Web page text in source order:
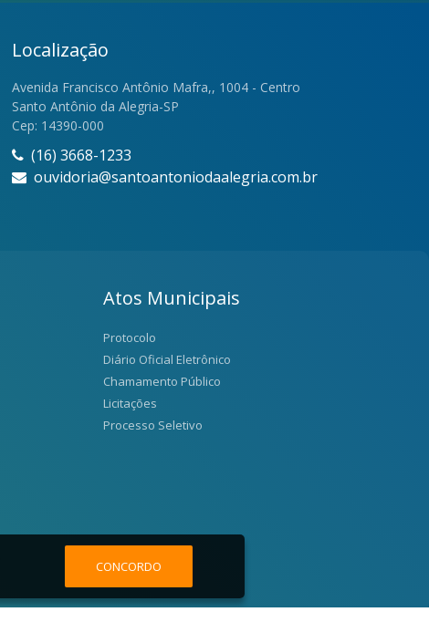
Localização
Avenida Francisco Antônio Mafra,, 1004 - Centro
Santo Antônio da Alegria-SP
Cep: 14390-000
(16) 3668-1233
ouvidoria@santoantoniodaalegria.com.br
Atos Municipais
Protocolo
Diário Oficial Eletrônico
Chamamento Público
Licitações
Processo Seletivo
CONCORDO